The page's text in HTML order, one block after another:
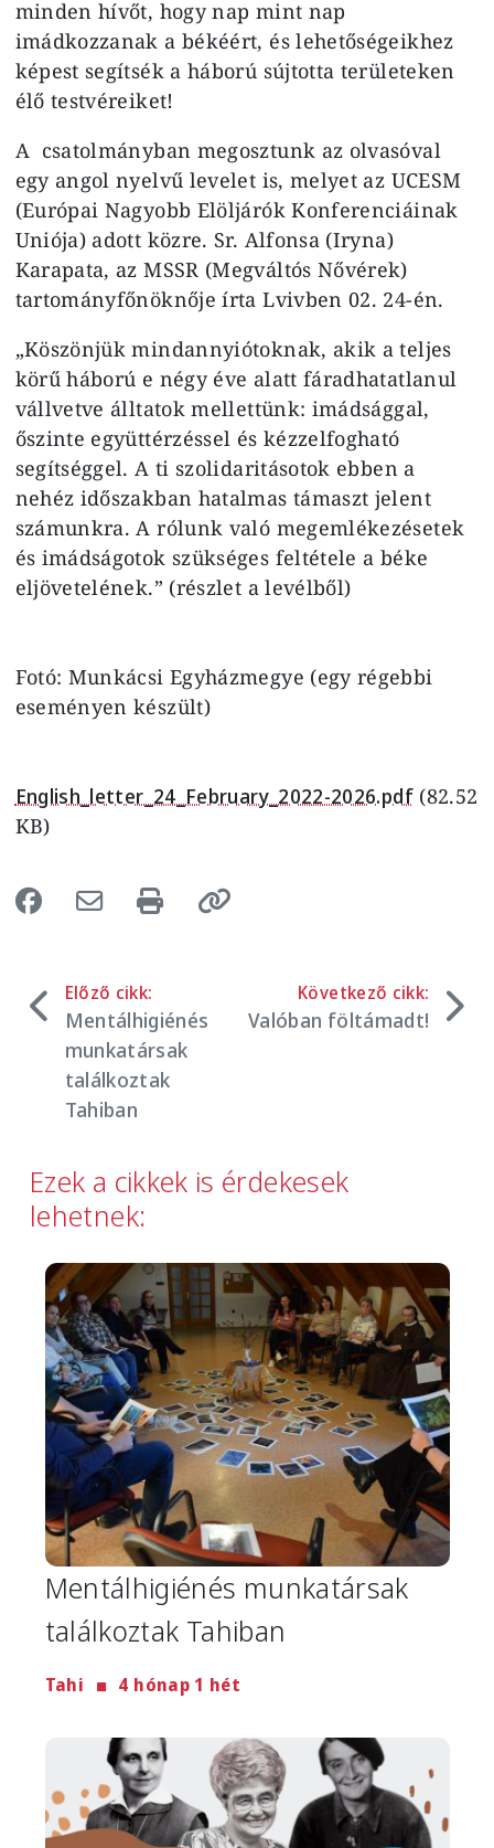
minden hívőt, hogy nap mint nap
imádkozzanak a békéért, és lehetőségeikhez
képest segítsék a háború sújtotta területeken
élő testvéreiket!
A csatolmányban megosztunk az olvasóval
egy angol nyelvű levelet is, melyet az UCESM
(Európai Nagyobb Elöljárók Konferenciáinak
Uniója) adott közre. Sr. Alfonsa (Iryna)
Karapata, az MSSR (Megváltós Nővérek)
tartományfőnöknője írta Lvivben 02. 24-én.
„Köszönjük mindannyiótoknak, akik a teljes
körű háború e négy éve alatt fáradhatatlanul
vállvetve álltatok mellettünk: imádsággal,
őszinte együttérzéssel és kézzelfogható
segítséggel. A ti szolidaritásotok ebben a
nehéz időszakban hatalmas támaszt jelent
számunkra. A rólunk való megemlékezésetek
és imádságotok szükséges feltétele a béke
eljövetelének.” (részlet a levélből)
Fotó: Munkácsi Egyházmegye (egy régebbi
eseményen készült)
English_letter_24_February_2022-2026.pdf (82.52
KB)
Előző cikk:
Mentálhigiénés
munkatársak
találkoztak
Tahiban
Következő cikk:
Valóban föltámadt!
Ezek a cikkek is érdekesek
lehetnek:
Image
Mentálhigiénés munkatársak
találkoztak Tahiban
Tahi 4 hónap 1 hét